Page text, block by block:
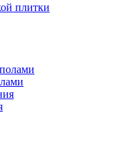
плитки